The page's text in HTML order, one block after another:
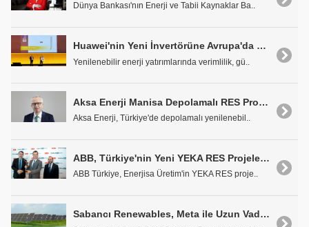
Dünya Bankası'nın Enerji ve Tabii Kaynaklar Ba..
Huawei'nin Yeni İnvertörüne Avrupa'da Büyük Ödül
Yenilenebilir enerji yatırımlarında verimlilik, gü..
Aksa Enerji Manisa Depolamalı RES Projesinde Üretim Lisansı Aldı
Aksa Enerji, Türkiye'de depolamalı yenilenebil..
ABB, Türkiye'nin Yeni YEKA RES Projelerinde Güvenli ve Kesintisiz Enerji İletimi Sağlayacak
ABB Türkiye, Enerjisa Üretim'in YEKA RES proje..
Sabancı Renewables, Meta ile Uzun Vadeli Enerji Satın Alma Anlaşması (PPA) İmzaladı